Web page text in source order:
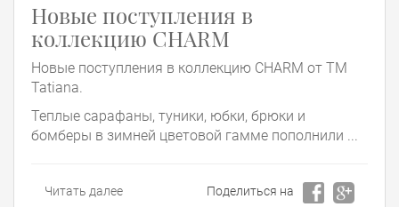
Новые поступления в
коллекцию CHARM
Новые поступления в коллекцию CHARM от ТМ
Tatiana.
Теплые сарафаны, туники, юбки, брюки и
бомберы в зимней цветовой гамме пополнили ...
Читать далее Поделиться на